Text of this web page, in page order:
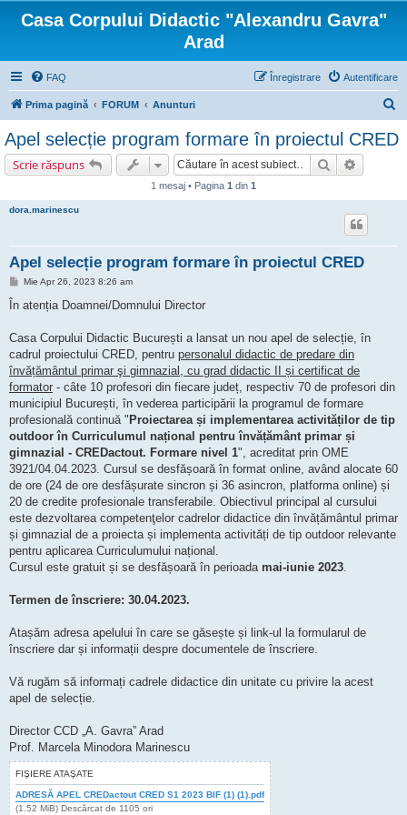
Casa Corpului Didactic "Alexandru Gavra"
Arad
FAQ Autentificare
Înregistrare
Prima pagină FORUM Anunturi
u
Apel selecție program formare în proiectul CRED
Scrie răspuns Căutare
1 mesaj • Pagina 1 din 1
dora.marinescu
Apel selecție program formare în proiectul CRED
M
s
Mie Apr 26, 2023 8:26 am
În atenția Doamnei/Domnului Director
Casa Corpului Didactic București a lansat un nou apel de selecție, în
cadrul proiectului CRED, pentru personalul didactic de predare din
învățământul primar şi gimnazial, cu grad didactic II și certificat de
formator - câte 10 profesori din fiecare județ, respectiv 70 de profesori din
municipiul București, în vederea participării la programul de formare
profesională continuă " Proiectarea și implementarea activităților de tip
outdoor în Curriculumul național pentru învățământ primar și
gimnazial - CREDactout. Formare nivel 1", acreditat prin OME
3921/04.04.2023. Cursul se desfășoară în format online, având alocate 60
de ore (24 de ore desfășurate sincron și 36 asincron, platforma online) și
20 de credite profesionale transferabile. Obiectivul principal al cursului
este dezvoltarea competenţelor cadrelor didactice din învățământul primar
și gimnazial de a proiecta și implementa activități de tip outdoor relevante
pentru aplicarea Curriculumului național.
Cursul este gratuit și se desfășoară în perioada mai-iunie 2023.
Termen de înscriere: 30.04.2023.
Atașăm adresa apelului în care se găsește și link-ul la formularul de
înscriere dar și informații despre documentele de înscriere.
Vă rugăm să informați cadrele didactice din unitate cu privire la acest
apel de selecție.
Director CCD „A. Gavra” Arad
Prof. Marcela Minodora Marinescu
FIŞIERE ATAŞATE
ADRESĂ APEL CREDactout CRED S1 2023 BIF (1) (1).pdf
(1.52 MiB) Descărcat de 1105 ori